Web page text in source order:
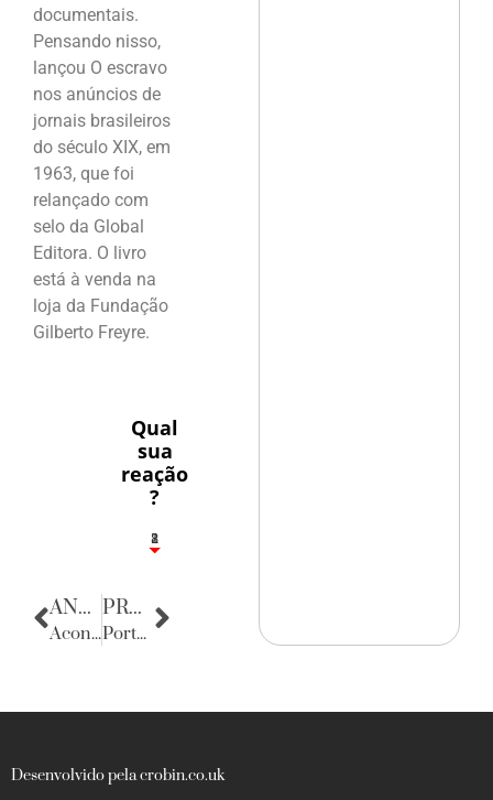
documentais.
Pensando nisso,
lançou O escravo
nos anúncios de
jornais brasileiros
do século XIX, em
1963, que foi
relançado com
selo da Global
Editora. O livro
está à venda na
loja da Fundação
Gilberto Freyre.
Qual
sua
reação
?
1
2
8
ANTERIOR
Acontecências
PRÓXIMA
Porta Retratos
Desenvolvido pela crobin.co.uk